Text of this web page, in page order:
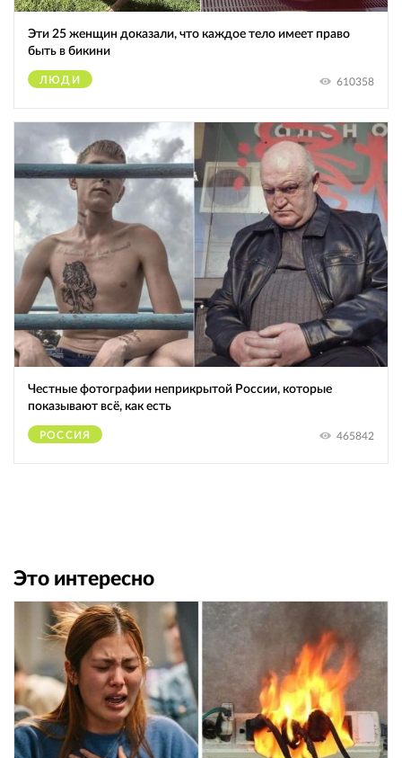
Эти 25 женщин доказали, что каждое тело имеет право
быть в бикини
ЛЮДИ 610358
Честные фотографии неприкрытой России, которые
показывают всё, как есть
РОССИЯ 465842
Это интересно